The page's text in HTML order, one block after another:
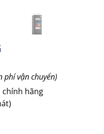
phí vận chuyển)
chính hãng